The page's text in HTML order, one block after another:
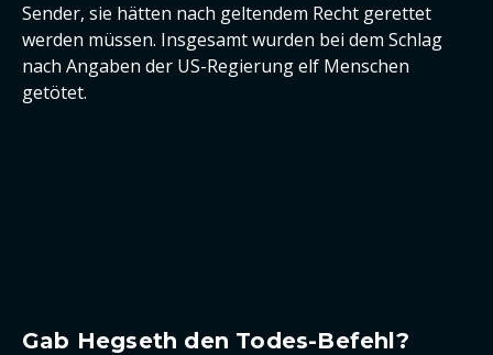
Sender, sie hätten nach geltendem Recht gerettet
werden müssen. Insgesamt wurden bei dem Schlag
nach Angaben der US-Regierung elf Menschen
getötet.
Gab Hegseth den Todes-Befehl?